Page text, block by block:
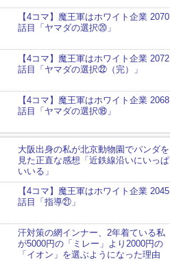
【4コマ】魔王軍はホワイト企業 2070
話目「ヤマダの選択⑳」
【4コマ】魔王軍はホワイト企業 2072
話目「ヤマダの選択㉒（完）」
【4コマ】魔王軍はホワイト企業 2068
話目「ヤマダの選択⑱」
大阪出身の私が北京動物園でパンダを
見た正直な感想「近鉄線沿いにいっぱ
いいる」
【4コマ】魔王軍はホワイト企業 2045
話目「指導㉑」
汗対策の網インナー、2年着ている私
が5000円の「ミレー」より2000円の
「イオン」を選ぶようになった理由